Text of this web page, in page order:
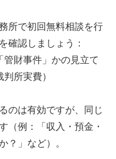
所で初回無料相談を行
確認しましょう：
財事件」かの見立て
所実費）
のは有効ですが、同じ
（例：「収入・預金・
？」など）。